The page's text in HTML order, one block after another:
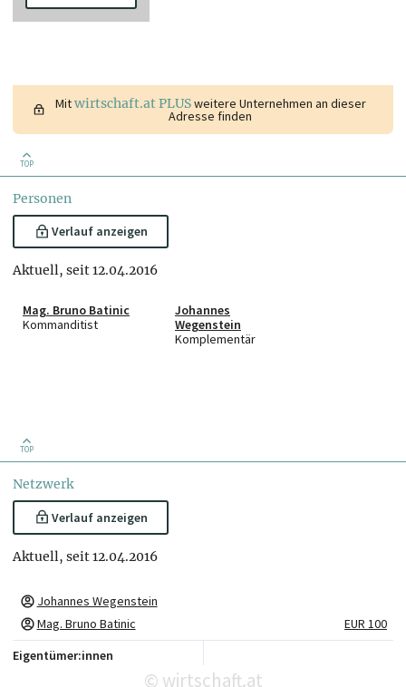
Mitwirtschaft.at PLUSweitere Unternehmen an dieser
Adresse finden
TOP
Personen
Verlauf anzeigen
Aktuell, seit 12.04.2016
Mag. Bruno Batinic
Kommanditist
Johannes
Wegenstein
Komplementär
TOP
Netzwerk
Verlauf anzeigen
Aktuell, seit 12.04.2016
Johannes Wegenstein
Mag. Bruno Batinic
EUR 100
Eigentümer:innen
© wirtschaft.at